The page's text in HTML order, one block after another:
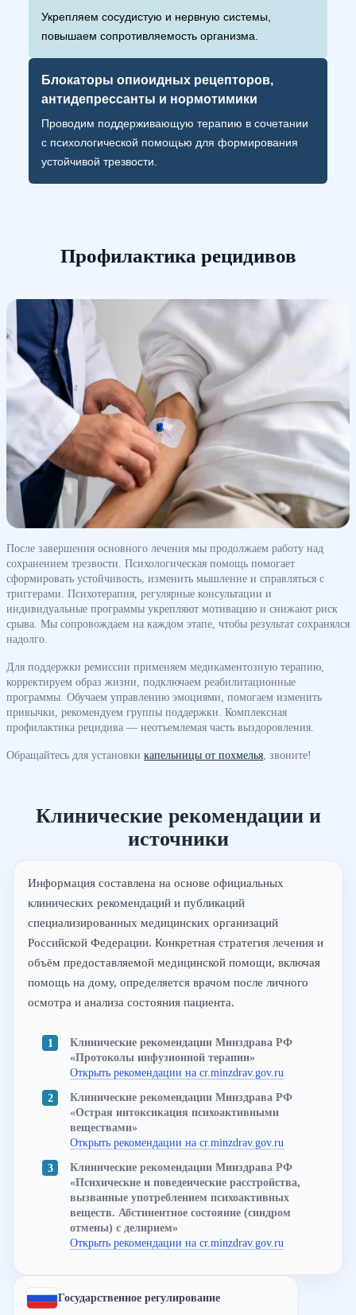
Укрепляем сосудистую и нервную системы,
повышаем сопротивляемость организма.
Блокаторы опиоидных рецепторов,
антидепрессанты и нормотимики
Проводим поддерживающую терапию в сочетании
с психологической помощью для формирования
устойчивой трезвости.
Профилактика рецидивов
После завершения основного лечения мы продолжаем работу над
сохранением трезвости. Психологическая помощь помогает
сформировать устойчивость, изменить мышление и справляться с
триггерами. Психотерапия, регулярные консультации и
индивидуальные программы укрепляют мотивацию и снижают риск
срыва. Мы сопровождаем на каждом этапе, чтобы результат сохранялся
надолго.
Для поддержки ремиссии применяем медикаментозную терапию,
корректируем образ жизни, подключаем реабилитационные
программы. Обучаем управлению эмоциями, помогаем изменить
привычки, рекомендуем группы поддержки. Комплексная
профилактика рецидива — неотъемлемая часть выздоровления.
Обращайтесь для установки капельницы от похмелья , звоните!
Клинические рекомендации и
источники
Информация составлена на основе официальных
клинических рекомендаций и публикаций
специализированных медицинских организаций
Российской Федерации. Конкретная стратегия лечения и
объём предоставляемой медицинской помощи, включая
помощь на дому, определяется врачом после личного
осмотра и анализа состояния пациента.
Клинические рекомендации Минздрава РФ
«Протоколы инфузионной терапии»
Открыть рекомендации на cr.minzdrav.gov.ru
Клинические рекомендации Минздрава РФ
«Острая интоксикация психоактивными
веществами»
Открыть рекомендации на cr.minzdrav.gov.ru
Клинические рекомендации Минздрава РФ
«Психические и поведенческие расстройства,
вызванные употреблением психоактивных
веществ. Абстинентное состояние (синдром
отмены) с делирием»
Открыть рекомендации на cr.minzdrav.gov.ru
Государственное регулирование